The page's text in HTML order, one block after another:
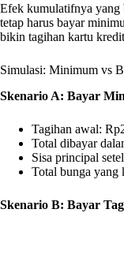
Efek kumulatifnya yang
tetap harus bayar
bikin tagihan kartu
Simulasi: Minimum vs
Skenario A: Bayar
Tagihan awal:
Total dibayar
Sisa principal
Total bunga yang
Skenario B: Bayar